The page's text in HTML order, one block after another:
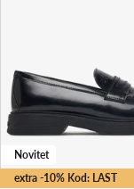
extra -10% Kod: LAST
Novitet